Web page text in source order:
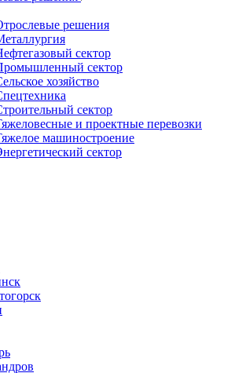
решения
сектор
сектор
хозяйство
сектор
и проектные перевозки
машиностроение
сектор